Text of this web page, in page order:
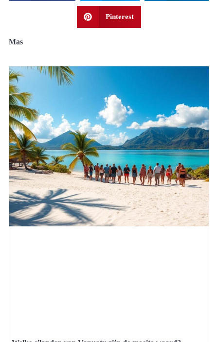
Pinterest
Mas